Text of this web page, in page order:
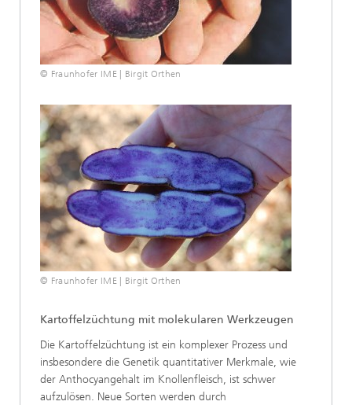
© Fraunhofer IME | Birgit Orthen
© Fraunhofer IME | Birgit Orthen
Kartoffelzüchtung mit molekularen Werkzeugen
Die Kartoffelzüchtung ist ein komplexer Prozess und
insbesondere die Genetik quantitativer Merkmale, wie
der Anthocyangehalt im Knollenfleisch, ist schwer
aufzulösen. Neue Sorten werden durch